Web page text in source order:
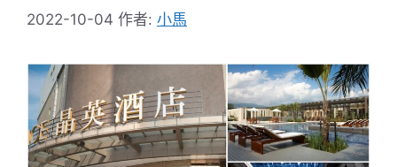
2022-10-04 作者: 小馬